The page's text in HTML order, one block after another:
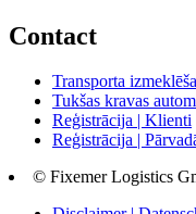
Contact
Transporta
Tukšas kravas
Reģistrācija | Klienti
Reģistrācija |
© Fixemer Logistics